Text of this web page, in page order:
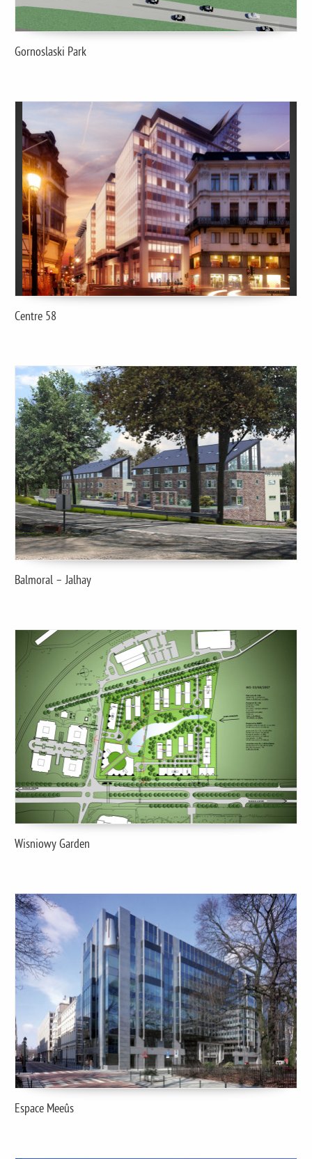
Gornoslaski Park
Centre 58
Balmoral – Jalhay
Wisniowy Garden
Espace Meeûs